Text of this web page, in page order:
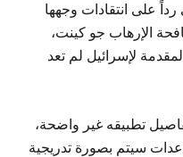
على انتقادات وجهها
الإرهاب جو كينت،
لإسرائيل لم تعد
تطبيقه غير واضحة،
سيتم بصورة تدريجية